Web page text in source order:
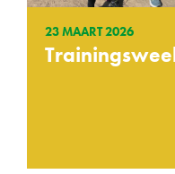
23 MAART 2026